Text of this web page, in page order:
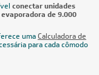
conectar unidades
de 9.000
umaCalculadora de
para cada cômodo